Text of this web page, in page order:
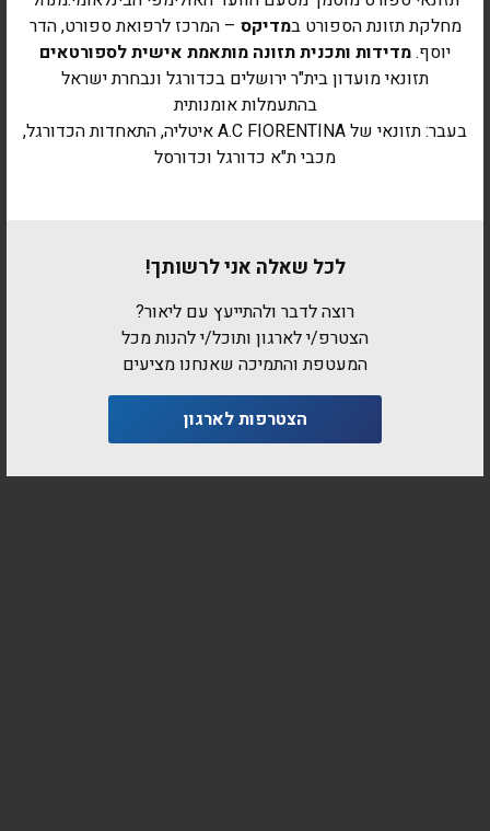
מחלקת תזונת הספורט במדיקס – המרכז לרפואת ספורט, הדר
יוסף.מדידות ותכנית תזונה מותאמת אישית לספורטאים
תזונאי מועדון בית"ר ירושלים בכדורגל ונבחרת ישראל
בהתעמלות אומנותית
בעבר: תזונאי של A.C FIORENTINA איטליה, התאחדות הכדורגל,
מכבי ת"א כדורגל וכדורסל
לכל שאלה אני לרשותך!
רוצה לדבר ולהתייעץ עם ליאור?
הצטרפ/י לארגון ותוכל/י להנות מכל
המעטפת והתמיכה שאנחנו מציעים
הצטרפות לארגון